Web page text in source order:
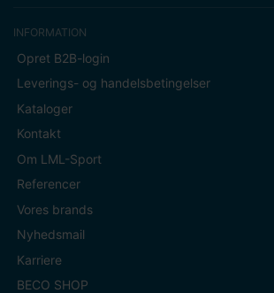
INFORMATION
Opret B2B-login
Leverings- og handelsbetingelser
Kataloger
Kontakt
Om LML-Sport
Referencer
Vores brands
Nyhedsmail
Karriere
BECO SHOP